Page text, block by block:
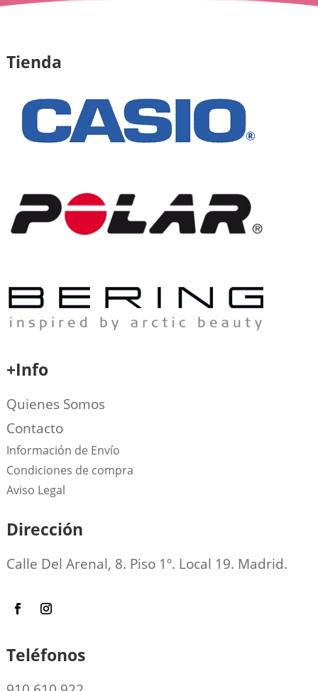
Tienda
+Info
Quienes Somos
Contacto
Información de Envío
Condiciones de compra
Aviso Legal
Dirección
Calle Del Arenal, 8. Piso 1º. Local 19. Madrid.
Teléfonos